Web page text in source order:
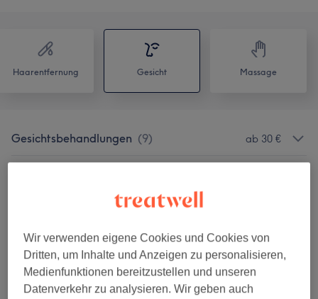
Haarentfernung Gesicht Massage
Gesichtsbehandlungen (9) ab 30 €
Augenbrauen & Wimpernbehandlungen
Salonbewertungen
Wir verwenden eigene Cookies und Cookies von
Dritten, um Inhalte und Anzeigen zu personalisieren,
Medienfunktionen bereitzustellen und unseren
Datenverkehr zu analysieren. Wir geben auch